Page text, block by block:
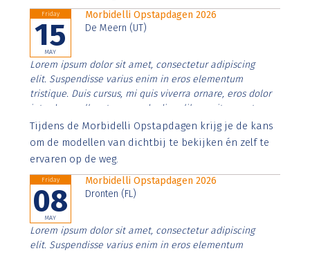
Friday
15
MAY
Morbidelli Opstapdagen 2026
De Meern (UT)
Lorem ipsum dolor sit amet, consectetur adipiscing
elit. Suspendisse varius enim in eros elementum
tristique. Duis cursus, mi quis viverra ornare, eros dolor
interdum nulla, ut commodo diam libero vitae erat.
Aenean faucibus nibh et justo cursus id rutrum lorem
imperdiet. Nunc ut sem vitae risus tristique posuere.
Tijdens de Morbidelli Opstapdagen krijg je de kans
om de modellen van dichtbij te bekijken én zelf te
ervaren op de weg.
Friday
08
MAY
Morbidelli Opstapdagen 2026
Dronten (FL)
Lorem ipsum dolor sit amet, consectetur adipiscing
elit. Suspendisse varius enim in eros elementum